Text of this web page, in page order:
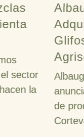
sector
la
de